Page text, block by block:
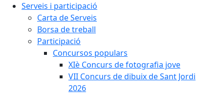
Serveis i participació
Carta de Serveis
Borsa de treball
Participació
Concursos populars
XIè Concurs de fotografia jove
VII Concurs de dibuix de Sant Jordi
2026